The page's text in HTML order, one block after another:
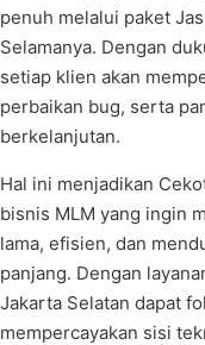
penuh melalui paket
Selamanya. Dengan
setiap klien akan
perbaikan bug, serta
berkelanjutan.
Hal ini menjadikan
bisnis MLM yang ingin
lama, efisien, dan
panjang. Dengan
Jakarta Selatan dapat
mempercayakan sisi